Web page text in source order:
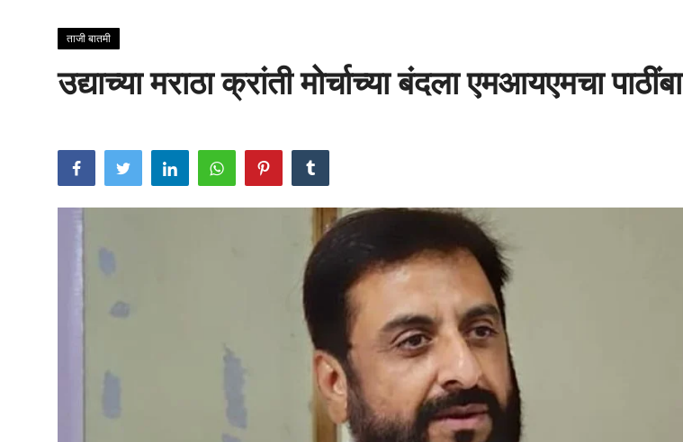
ताजी बातमी
उद्याच्या मराठा क्रांती मोर्चाच्या बंदला एमआयएमचा पाठींबा